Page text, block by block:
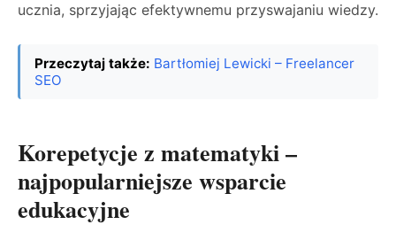
ucznia, sprzyjając efektywnemu przyswajaniu wiedzy.
Przeczytaj także: Bartłomiej Lewicki – Freelancer
SEO
Korepetycje z matematyki –
najpopularniejsze wsparcie
edukacyjne